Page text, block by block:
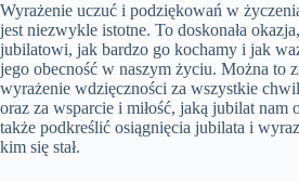
Wyrażenie uczuć i podziękowań w
jest niezwykle istotne. To doskonała
jubilatowi, jak bardzo go kochamy i jak
jego obecność w naszym życiu. Można to
wyrażenie wdzięczności za wszystkie
oraz za wsparcie i miłość, jaką jubilat nam
także podkreślić osiągnięcia jubilata i
kim się stał.